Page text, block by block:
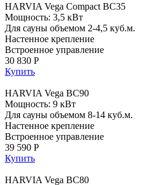
HARVIA Vega Compact BC35
Мощность: 3,5 кВт
Для сауны объемом 2-4,5 куб.м.
Настенное крепление
Встроенное управление
30 830 Р
Купить
HARVIA Vega BC90
Мощность: 9 кВт
Для сауны объемом 8-14 куб.м.
Настенное крепление
Встроенное управление
39 590 Р
Купить
HARVIA Vega BC80